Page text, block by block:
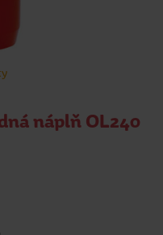
náplň OL240